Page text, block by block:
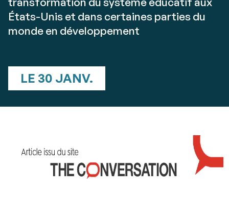
États-Unis et dans certaines parties du
monde en développement
LE 30 JANV.